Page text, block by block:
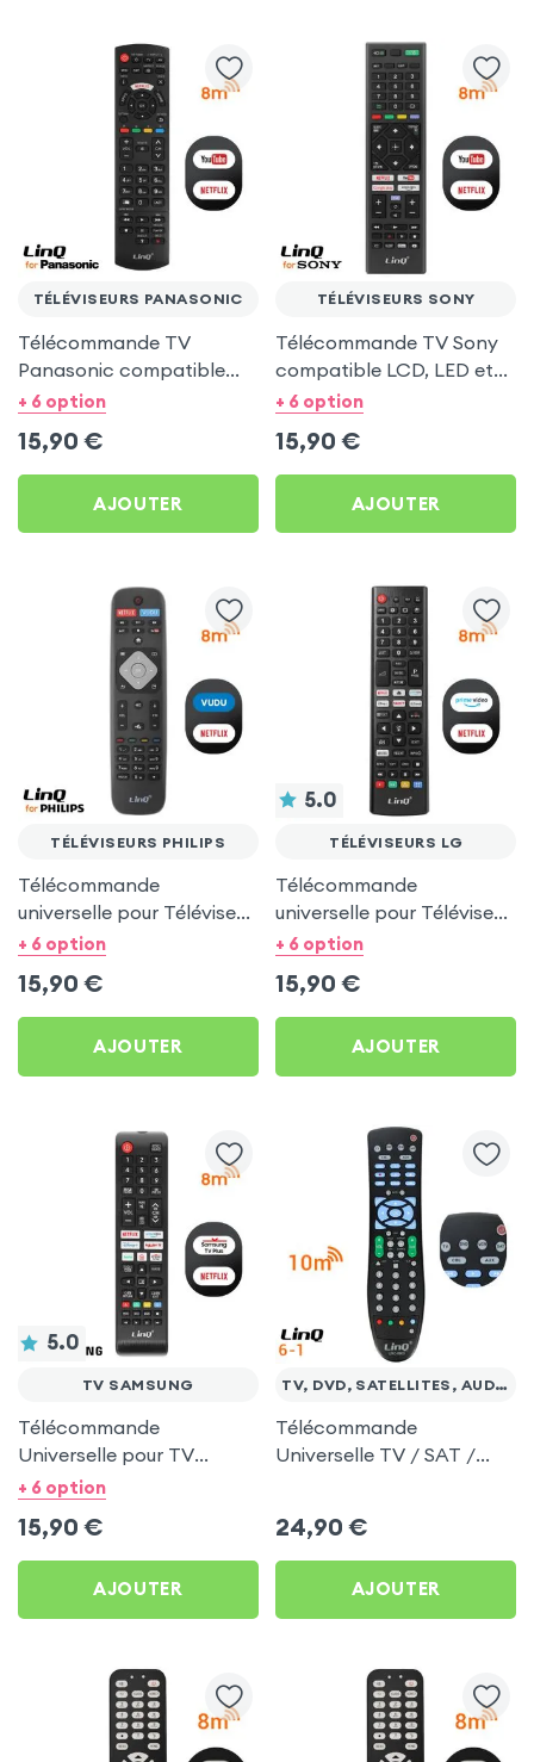
TÉLÉVISEURS PANASONIC
Télécommande TV
Panasonic compatible
LCD, LED et HDTV avec
+ 6 option
15,90 €
AJOUTER
TÉLÉVISEURS SONY
Télécommande TV Sony
compatible LCD, LED et
HDTV avec accès direct
Video
+ 6 option
15,90 €
AJOUTER
TÉLÉVISEURS PHILIPS
Télécommande
universelle pour Téléviseur
Philips - LinQ Noir
+ 6 option
15,90 €
AJOUTER
5.0
TÉLÉVISEURS LG
Télécommande
universelle pour Téléviseur
LG - LinQ Noir
+ 6 option
15,90 €
AJOUTER
5.0
TV SAMSUNG
Télécommande
Universelle pour TV
Samsung - Boutons
LinQ
+ 6 option
15,90 €
AJOUTER
TV, DVD, SATELLITES, AUDIO
Télécommande
Universelle TV / SAT /
24,90 €
AJOUTER